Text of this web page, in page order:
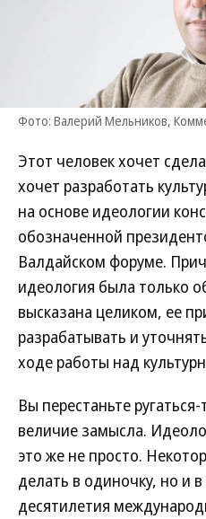
Фото: Валерий Мельников,
Этот человек хочет
хочет разработать
на основе идеологии
обозначенной
Валдайском форуме.
идеология была только
высказана целиком, ее
разрабатывать и
ходе работы над
Вы перестаньте
величие замысла.
это же не просто.
делать в одиночку, но и
десятилетия